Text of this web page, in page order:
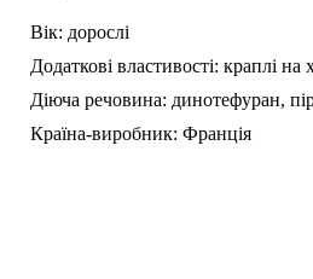
Вік: дорослі
Додаткові властивості: краплі на
Діюча речовина: динотефуран,
Країна-виробник: Франція